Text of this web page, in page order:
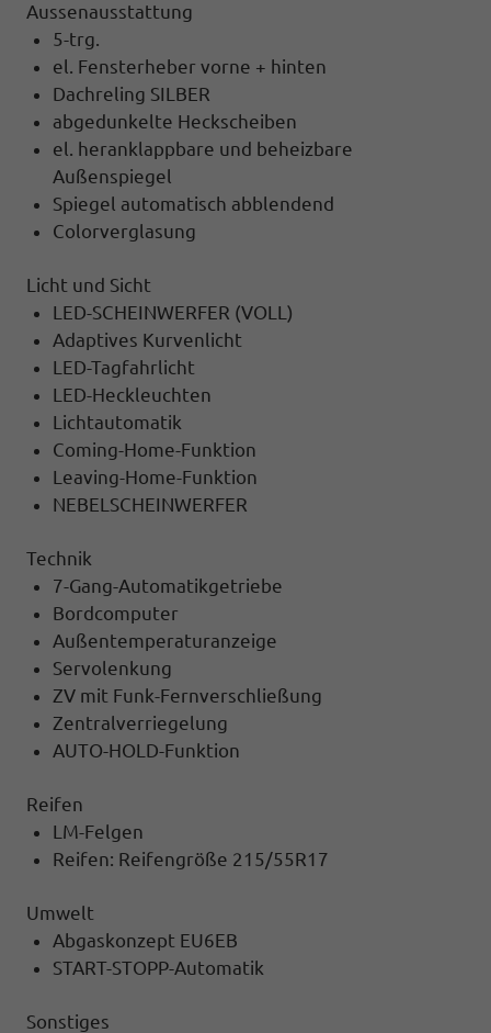
Aussenausstattung
5-trg.
el. Fensterheber vorne + hinten
Dachreling SILBER
abgedunkelte Heckscheiben
el. heranklappbare und beheizbare
Außenspiegel
Spiegel automatisch abblendend
Colorverglasung
Licht und Sicht
LED-SCHEINWERFER (VOLL)
Adaptives Kurvenlicht
LED-Tagfahrlicht
LED-Heckleuchten
Lichtautomatik
Coming-Home-Funktion
Leaving-Home-Funktion
NEBELSCHEINWERFER
Technik
7-Gang-Automatikgetriebe
Bordcomputer
Außentemperaturanzeige
Servolenkung
ZV mit Funk-Fernverschließung
Zentralverriegelung
AUTO-HOLD-Funktion
Reifen
LM-Felgen
Reifen: Reifengröße 215/55R17
Umwelt
Abgaskonzept EU6EB
START-STOPP-Automatik
Sonstiges